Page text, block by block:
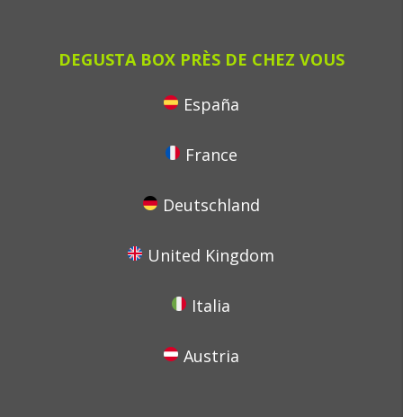
DEGUSTA BOX PRÈS DE CHEZ VOUS
España
France
Deutschland
United Kingdom
Italia
Austria